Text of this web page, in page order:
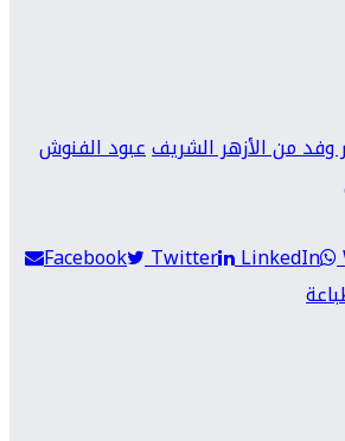
وفد من الأزهر الشريفعبود الفنوش
Facebook
Twitter LinkedIn